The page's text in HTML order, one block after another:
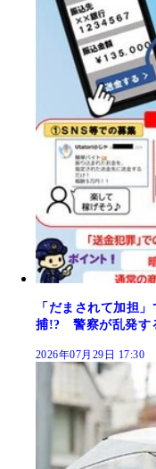
「だまされて加担
捕!? 警察が乱発す
2026年07月29日 17:30